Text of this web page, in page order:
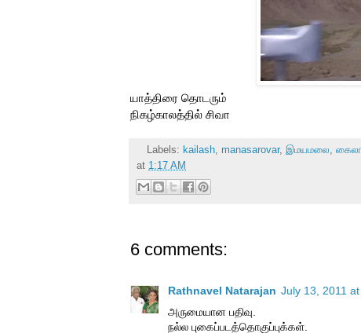
யாத்திரை தொடரும்
நிகழ்காலத்தில் சிவா
Labels: kailash, manasarovar, இமயமலை,
at 1:17 AM
6 comments:
Rathnavel Natarajan July 13, 2011
அருமையான பதிவு.
நல்ல புகைப்படத்தொகுப்புக்கள்.